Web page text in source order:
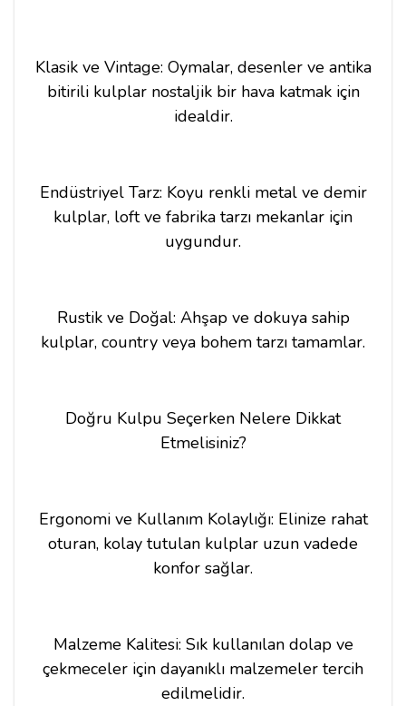
Klasik ve Vintage: Oymalar, desenler ve antika
bitirili kulplar nostaljik bir hava katmak için
idealdir.
Endüstriyel Tarz: Koyu renkli metal ve demir
kulplar, loft ve fabrika tarzı mekanlar için
uygundur.
Rustik ve Doğal: Ahşap ve dokuya sahip
kulplar, country veya bohem tarzı tamamlar.
Doğru Kulpu Seçerken Nelere Dikkat
Etmelisiniz?
Ergonomi ve Kullanım Kolaylığı: Elinize rahat
oturan, kolay tutulan kulplar uzun vadede
konfor sağlar.
Malzeme Kalitesi: Sık kullanılan dolap ve
çekmeceler için dayanıklı malzemeler tercih
edilmelidir.